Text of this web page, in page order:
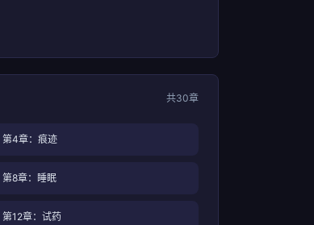
共30章
第4章：痕迹
第8章：睡眠
第12章：试药